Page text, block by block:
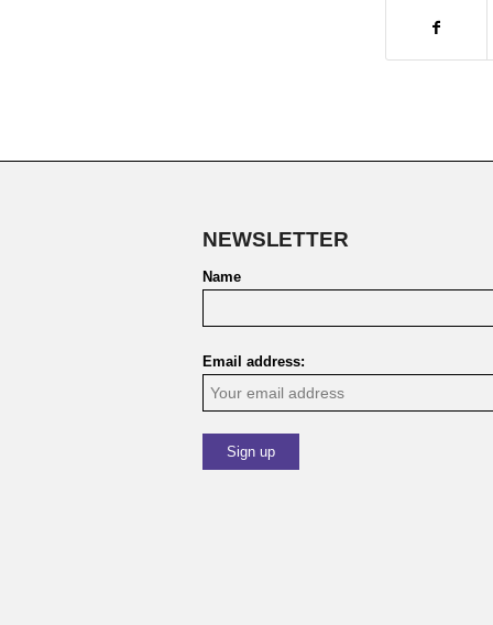
NEWSLETTER
Name
Email address: